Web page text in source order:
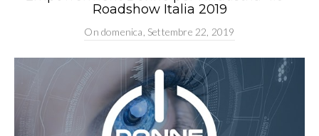
Roadshow Italia 2019
On domenica, Settembre 22, 2019